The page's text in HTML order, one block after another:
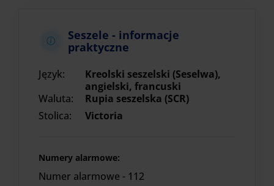
Seszele - informacje
praktyczne
Język:
Kreolski seszelski (Seselwa),
angielski, francuski
Waluta:
Rupia seszelska (SCR)
Stolica:
Victoria
Numery alarmowe:
Numer alarmowe - 112